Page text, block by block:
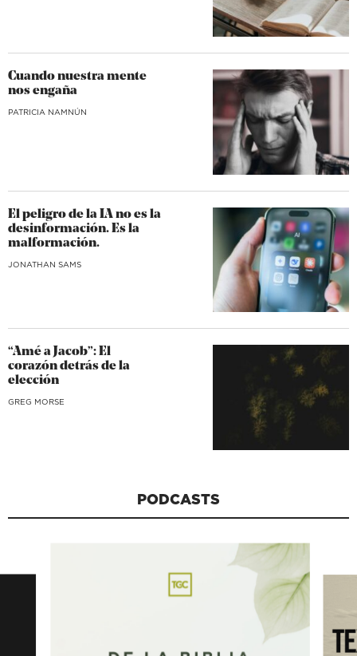
Cuando nuestra mente
nos engaña
​PATRICIA NAMNÚN
El peligro de la IA no es la
desinformación. Es la
malformación.
JONATHAN SAMS
“Amé a Jacob”: El
corazón detrás de la
elección
GREG MORSE
PODCASTS